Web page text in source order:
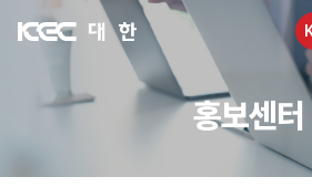
홍보센터